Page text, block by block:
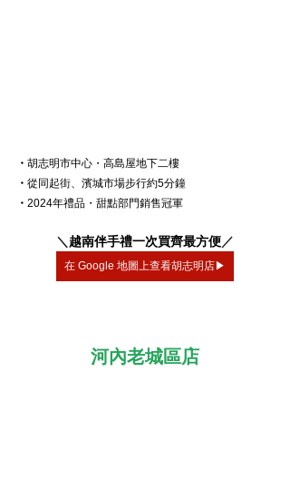
・ 胡志明市中心・高島屋地下二樓
・ 從同起街、濱城市場步行約5分鐘
・ 2024年禮品・甜點部門銷售冠軍
＼ 越南伴手禮一次買齊最方便／
在 Google 地圖上查看胡志明店▶
河內老城區店